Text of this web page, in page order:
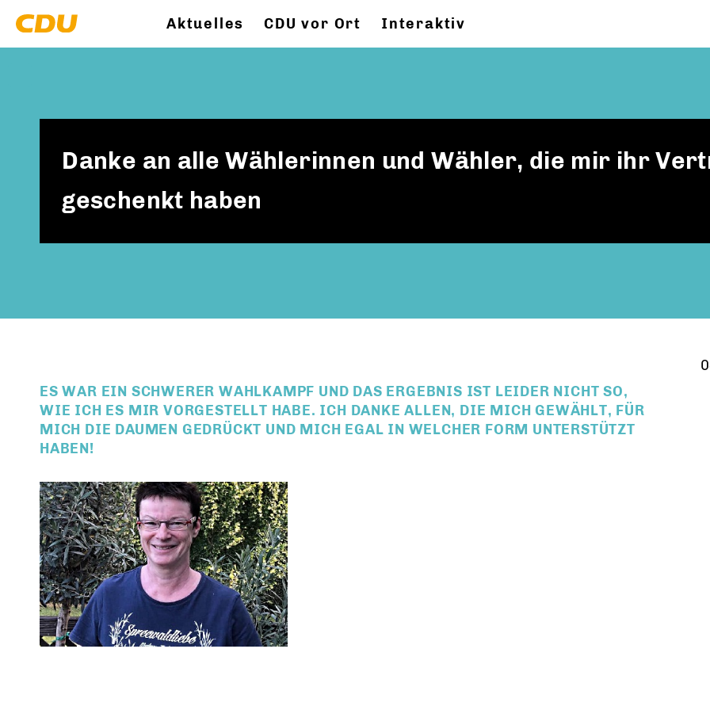
Aktuelles CDU vor Ort Interaktiv
Danke an alle Wählerinnen und Wähler, die mir ihr
geschenkt haben
ES WAR EIN SCHWERER WAHLKAMPF UND DAS ERGEBNIS IST LEIDER NICHT SO,
WIE ICH ES MIR VORGESTELLT HABE. ICH DANKE ALLEN, DIE MICH GEWÄHLT, FÜR
MICH DIE DAUMEN GEDRÜCKT UND MICH EGAL IN WELCHER FORM UNTERSTÜTZT
HABEN!